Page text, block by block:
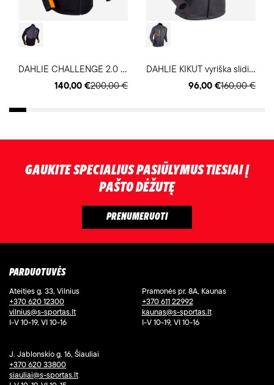
D
AHLIE CHALLENGE 2.0 vyriška slidinėjimo striukė
200,00 €
140,00 €
D
AHLIE KIKUT vyriška slidinėjimo striukė
160,00 €
96,00 €
GAUKITE SPECIALIUS PASIŪLYMUS TIESIAI Į
PAŠTO DĖŽUTĘ
PARDUOTUVĖS
Ateities g. 33, Vilnius
+370 620 12300
vilnius@s-sportas.lt
I-V 10-19, VI 10-16
Pramonės pr. 8A, Kaunas
+370 611 22992
kaunas@s-sportas.lt
I-V 10-19, VI 10-16
J. Jablonskio g. 16, Šiauliai
+370 620 33800
siauliai@s-sportas.lt